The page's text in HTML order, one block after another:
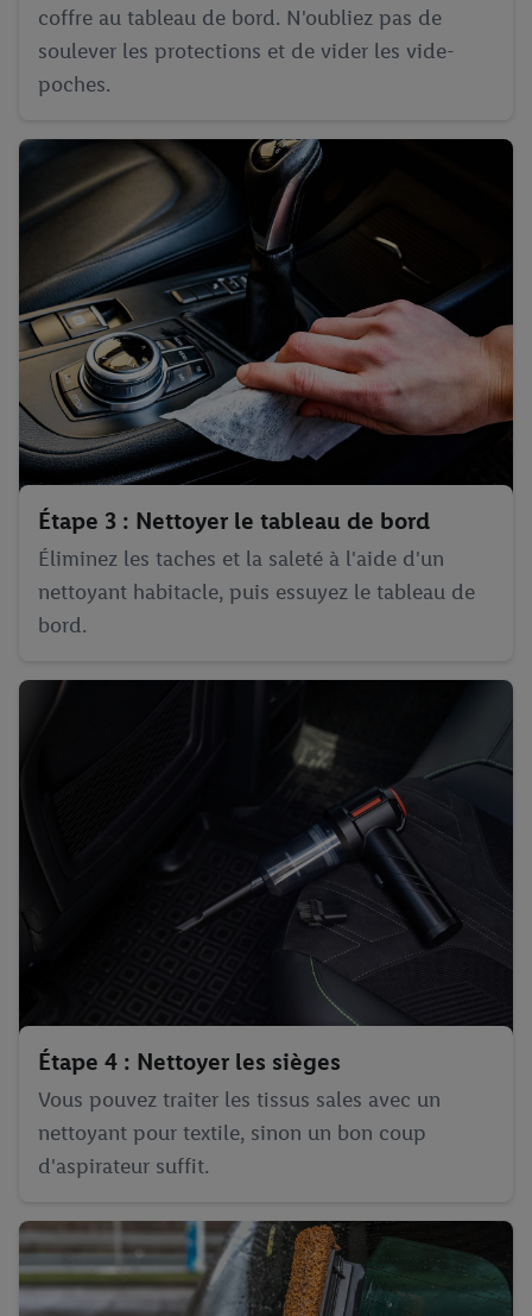
coffre au tableau de bord. N'oubliez pas de
soulever les protections et de vider les vide-
poches.
Étape 3 : Nettoyer le tableau de bord
Éliminez les taches et la saleté à l'aide d'un
nettoyant habitacle, puis essuyez le tableau de
bord.
Étape 4 : Nettoyer les sièges
Vous pouvez traiter les tissus sales avec un
nettoyant pour textile, sinon un bon coup
d'aspirateur suffit.